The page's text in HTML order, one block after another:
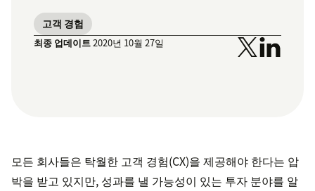
고객 경험
최종 업데이트2020년 10월 27일
모든 회사들은 탁월한 고객 경험(CX)을 제공해야 한다는 압
박을 받고 있지만, 성과를 낼 가능성이 있는 투자 분야를 알